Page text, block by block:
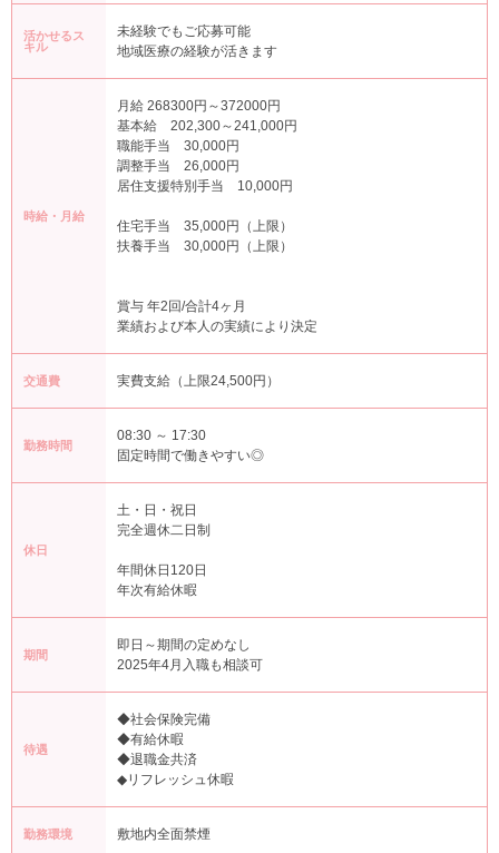
活かせるス
キル
未経験でもご応募可能
地域医療の経験が活きます
時給・月給
月給 268300円～372000円
基本給 202,300～241,000円
職能手当 30,000円
調整手当 26,000円
居住支援特別手当 10,000円
住宅手当 35,000円（上限）
扶養手当 30,000円（上限）
賞与 年2回/合計4ヶ月
業績および本人の実績により決定
交通費 実費支給（上限24,500円）
勤務時間
08:30 ～ 17:30
固定時間で働きやすい◎
休日
土・日・祝日
完全週休二日制
年間休日120日
年次有給休暇
期間
即日～期間の定めなし
2025年4月入職も相談可
待遇
◆社会保険完備
◆有給休暇
◆退職金共済
◆リフレッシュ休暇
勤務環境 敷地内全面禁煙